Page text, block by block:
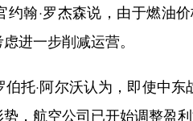
翰·罗杰森说，由于燃油
进一步削减运营。
·阿尔沃认为，即使中东
，航空公司已开始调整盈